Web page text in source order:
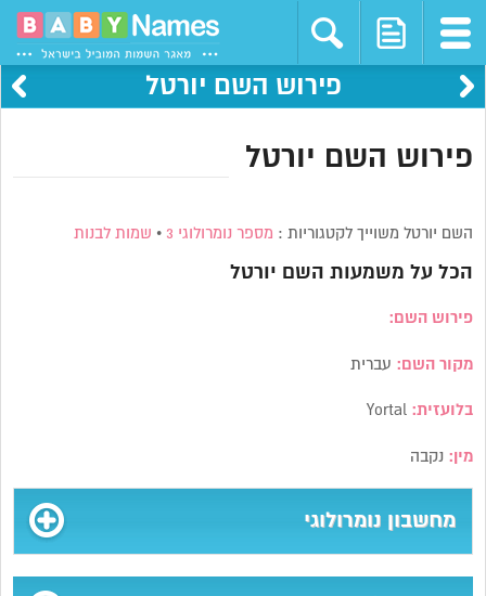
פירוש השם יורטל
פירוש השם יורטל
השם יורטל משוייך לקטגוריות : מספר נומרולוגי 3 • שמות לבנות
הכל על משמעות השם יורטל
פירוש השם:
מקור השם: עברית
בלועזית:
מין: נקבה
מחשבון נומרולוגי